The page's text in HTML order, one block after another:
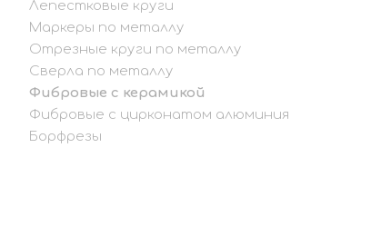
Лепестковые круги
Маркеры по металлу
Отрезные круги по металлу
Сверла по металлу
Фибровые с керамикой
Фибровые с цирконатом алюминия
Борфрезы